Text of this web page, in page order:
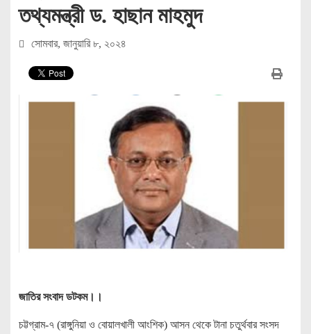
তথ্যমন্ত্রী ড. হাছান মাহমুদ
সোমবার, জানুয়ারি ৮, ২০২৪
জাতির সংবাদ ডটকম।।
চট্টগ্রাম-৭ (রাঙ্গুনিয়া ও বোয়ালখালী আংশিক) আসন থেকে টানা চতুর্থবার সংসদ